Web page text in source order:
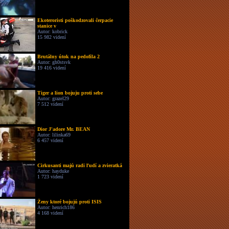
Ekoteroristi poškodzovali čerpacie
stanice v
Autor: kobrick
15 982 videní
Brutálny útok na pedofila 2
Autor: gh0stsvk
19 416 videní
Tiger a lion bojuju proti sebe
Autor: grazel29
7 512 videní
Dior J'adore Mr. BEAN
Autor: lilinka69
6 457 videní
Cirkusanti majú radi ľudí a zvieratká
Autor: hayduke
1 723 videní
Ženy ktoré bojujú proti ISIS
Autor: henrich186
4 168 videní